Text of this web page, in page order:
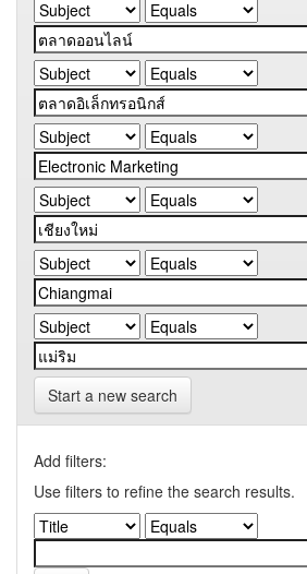
Start a new search
Add filters:
Use filters to refine the search results.